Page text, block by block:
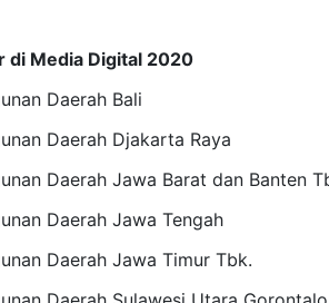
di Media Digital 2020
Daerah Bali
Daerah Djakarta Raya
Daerah Jawa Barat dan Banten
Daerah Jawa Tengah
Daerah Jawa Timur Tbk.